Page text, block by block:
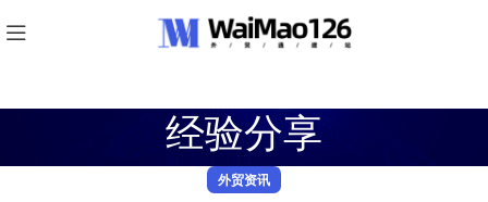
经验分享
外贸资讯